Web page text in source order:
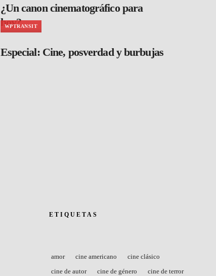
¿Un canon cinematográfico para
hoy?
WPTRANSIT
Especial: Cine, posverdad y burbujas
ETIQUETAS
amor cine americano
cine clásico
cine de autor
cine de género
cine de terror